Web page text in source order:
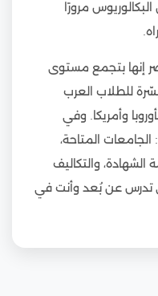
مرورًا
إنها بتجمع مستوى
للطلاب العرب
وأمريكا. وفي
المتاحة،
والتكاليف
تدرس عن بُعد وأنت في